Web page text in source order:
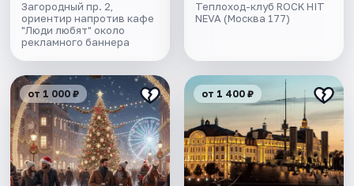
Загородный пр. 2,
ориентир напротив кафе
"Люди любят" около
рекламного баннера
экскурсией и живой
музыкой в тёплом
Теплоход-клуб ROCK HIT
NEVA (Москва 177)
от 1 000 ₽ от 1 400 ₽